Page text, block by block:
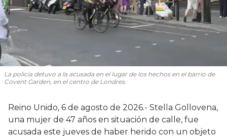
La policía detuvo a la acusada en el lugar de los hechos en el barrio de
Covent Garden, en el centro de Londres.
Reino Unido, 6 de agosto de 2026.- Stella Gollovena,
una mujer de 47 años en situación de calle, fue
acusada este jueves de haber herido con un objeto